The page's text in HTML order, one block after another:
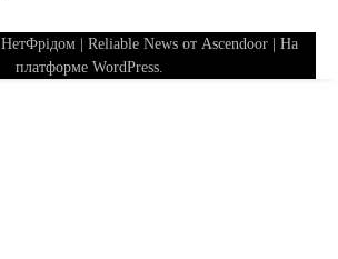
НетФрідом| Reliable News от Ascendoor| На
платформе WordPress.